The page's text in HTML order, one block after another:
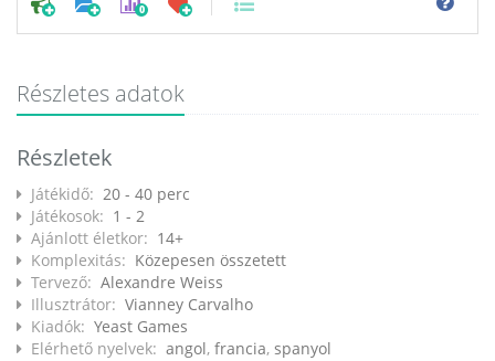
0
Részletes adatok
Részletek
Játékidő: 20 - 40 perc
Játékosok: 1 - 2
Ajánlott életkor: 14+
Komplexitás: Közepesen összetett
Tervező: Alexandre Weiss
Illusztrátor: Vianney Carvalho
Kiadók: Yeast Games
Elérhető nyelvek: angol, francia, spanyol